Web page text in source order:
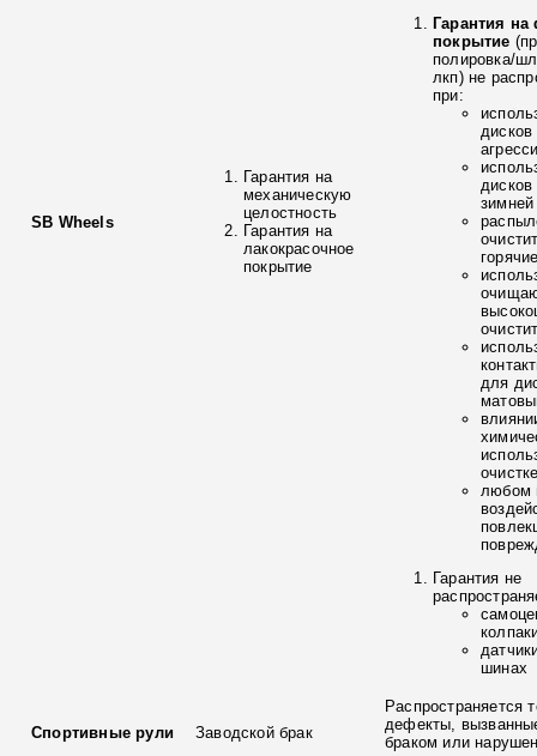
SB Wheels
Гарантия на
механическую
целостность
Гарантия на
лакокрасочное
покрытие
Гарантия
покрытие
полировка/
лкп) не
при:
зимней
для
любом
Гарантия не
шинах
Спортивные рули Заводской брак
Распространяется
дефекты,
браком или